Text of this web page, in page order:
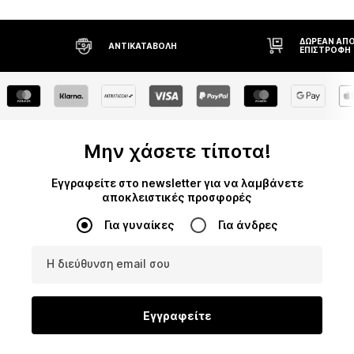
ΑΝΤΙΚΑΤΑΒΟΛΉ
ΔΩΡΕΆΝ
ΕΠΙΣΤΡΟΦΉ
Μην χάσετε τίποτα!
Εγγραφείτε στο newsletter για να λαμβάνετε
αποκλειστικές προσφορές
Για γυναίκες Για άνδρες
Η διεύθυνση email σου
Εγγραφείτε